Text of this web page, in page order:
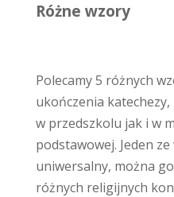
Różne wzory
Polecamy 5 różnych
ukończenia
w przedszkolu jak i w
podstawowej. Jeden
uniwersalny, można
różnych religijnych